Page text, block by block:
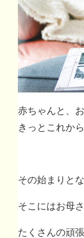
赤ちゃんと、
きっとこれか
その始まりとな
そこにはお母
たくさんの頑